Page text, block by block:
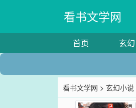
看书文学网
首页 玄幻
看书文学网 >玄幻小说